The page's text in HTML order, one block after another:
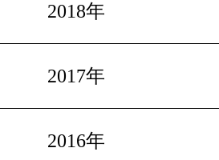
2018年
2017年
2016年